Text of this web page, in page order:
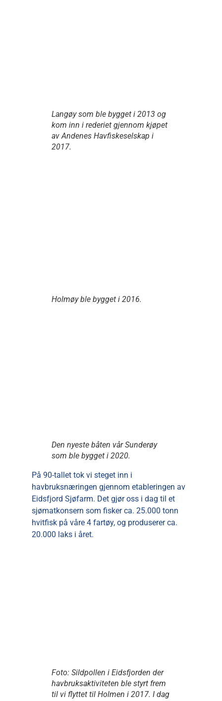
Langøy som ble bygget i 2013 og
kom inn i rederiet gjennom kjøpet
av Andenes Havfiskeselskap i
2017.
Holmøy ble bygget i 2016.
Den nyeste båten vår Sunderøy
som ble bygget i 2020.
På 90-tallet tok vi steget inn i
havbruksnæringen gjennom etableringen av
Eidsfjord Sjøfarm. Det gjør oss i dag til et
sjømatkonsern som fisker ca. 25.000 tonn
hvitfisk på våre 4 fartøy, og produserer ca.
20.000 laks i året.
Foto: Sildpollen i Eidsfjorden der
havbruksaktiviteten ble styrt frem
til vi flyttet til Holmen i 2017. I dag